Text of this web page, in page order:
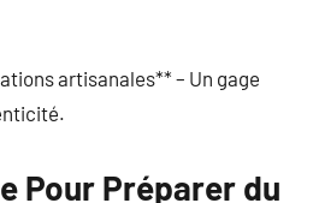
artisanales** – Un gage
Pour Préparer du